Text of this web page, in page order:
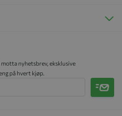
nyhetsbrev, eksklusive
på hvert kjøp.
Meld